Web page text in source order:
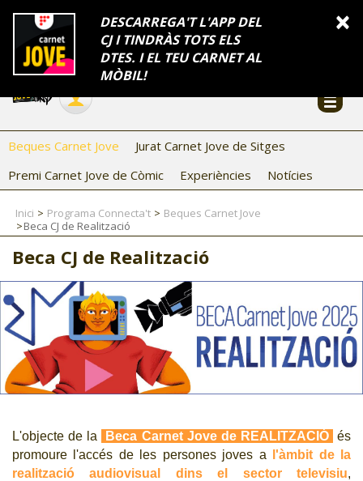
×
DESCARREGA'T L'APP DEL
CJ I TINDRÀS TOTS ELS
DTES. I EL TEU CARNET AL
MÒBIL!
Català
Temes
Serveis Generalitat Catalunya Seu electrònica
FES-TE EL CJ
COL·LABORADORS
CONTACTE
CJ ADOLESCENTS
CJ EMANCIPACIÓ
CJ SALUT
CJ INTERNACIONAL
CJ LOCAL
Beques Carnet Jove
Jurat Carnet Jove de Sitges
Premi Carnet Jove de Còmic
Experiències Notícies
Inici Programa Connecta't
Beques Carnet Jove
Beca CJ de Realització
Beca CJ de Realització
L'objecte de la Beca Carnet Jove de REALITZACIÓ és
promoure l'accés de les persones joves a
l'àmbit de la
realització audiovisual dins el sector televisiu,